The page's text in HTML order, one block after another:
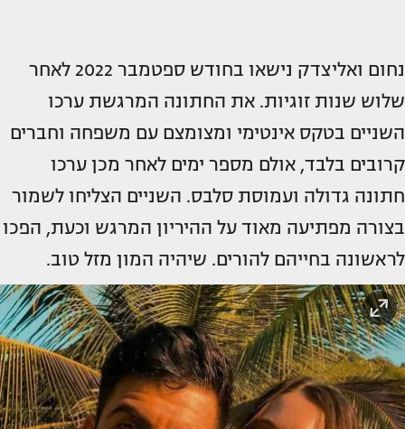
נחום ואליצדק נישאו בחודש ספטמבר 2022 לאחר
שלוש שנות זוגיות. את החתונה המרגשת ערכו
השניים בטקס אינטימי ומצומצם עם משפחה וחברים
קרובים בלבד, אולם מספר ימים לאחר מכן ערכו
חתונה גדולה ועמוסת סלבס. השניים הצליחו לשמור
בצורה מפתיעה מאוד על ההיריון המרגש וכעת, הפכו
לראשונה בחייהם להורים. שיהיה המון מזל טוב.